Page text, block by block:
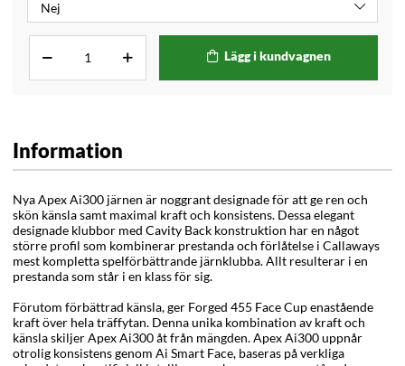
Lägg i kundvagnen
Information
Nya Apex Ai300 järnen är noggrant designade för att ge ren och
skön känsla samt maximal kraft och konsistens. Dessa elegant
designade klubbor med Cavity Back konstruktion har en något
större profil som kombinerar prestanda och förlåtelse i Callaways
mest kompletta spelförbättrande järnklubba. Allt resulterar i en
prestanda som står i en klass för sig.
Förutom förbättrad känsla, ger Forged 455 Face Cup enastående
kraft över hela träffytan. Denna unika kombination av kraft och
känsla skiljer Apex Ai300 åt från mängden. Apex Ai300 uppnår
otrolig konsistens genom Ai Smart Face, baseras på verkliga